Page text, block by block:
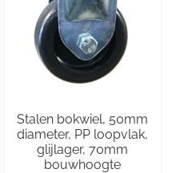
Stalen bokwiel, 50mm
diameter, PP loopvlak,
glijlager, 70mm
bouwhoogte